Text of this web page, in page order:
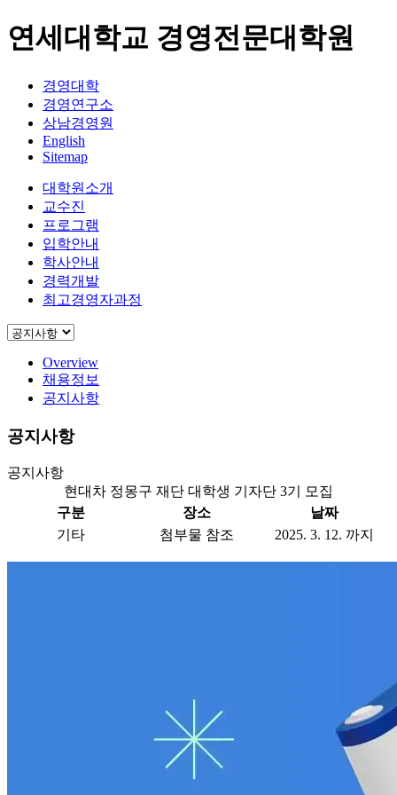
연세대학교 경영전문대학원
경영대학
경영연구소
상남경영원
English
Sitemap
대학원소개
교수진
프로그램
입학안내
학사안내
경력개발
최고경영자과정
Overview
채용정보
공지사항
공지사항
공지사항
현대차 정몽구 재단 대학생 기자단 3기 모집
구분
장소
날짜
기타
첨부물 참조 2025. 3. 12. 까지